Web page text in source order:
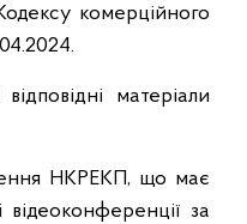
комерційного
матеріали
НКРЕКП, що має
за